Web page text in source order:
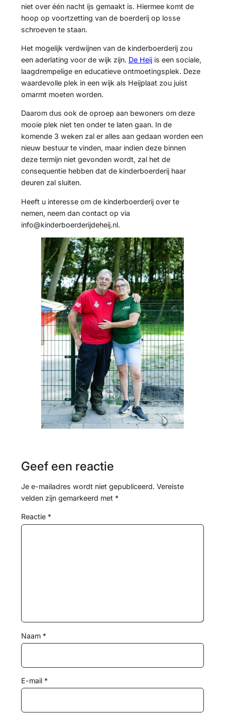
niet over één nacht ijs gemaakt is. Hiermee komt de
hoop op voortzetting van de boerderij op losse
schroeven te staan.
Het mogelijk verdwijnen van de kinderboerderij zou
een aderlating voor de wijk zijn. De Heijis een sociale,
laagdrempelige en educatieve ontmoetingsplek. Deze
waardevolle plek in een wijk als Heijplaat zou juist
omarmt moeten worden.
Daarom dus ook de oproep aan bewoners om deze
mooie plek niet ten onder te laten gaan. In de
komende 3 weken zal er alles aan gedaan worden een
nieuw bestuur te vinden, maar indien deze binnen
deze termijn niet gevonden wordt, zal het de
consequentie hebben dat de kinderboerderij haar
deuren zal sluiten.
Heeft u interesse om de kinderboerderij over te
nemen, neem dan contact op via
info@kinderboerderijdeheij.nl.
Geef een reactie
Je e-mailadres wordt niet gepubliceerd. Vereiste
velden zijn gemarkeerd met *
Reactie *
Naam *
E-mail *